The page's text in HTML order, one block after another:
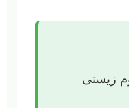
زیستی